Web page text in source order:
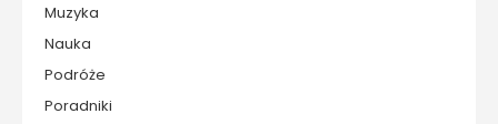
Muzyka
Nauka
Podróże
Poradniki